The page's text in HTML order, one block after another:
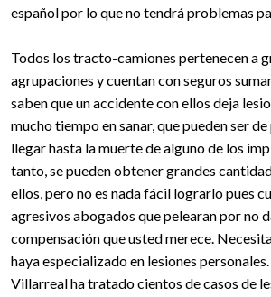
español por lo que no tendrá problemas
Todos los tracto-camiones pertenecen a
agrupaciones y cuentan con seguros
saben que un accidente con ellos deja
mucho tiempo en sanar, que pueden ser
llegar hasta la muerte de alguno de los
tanto, se pueden obtener grandes
ellos, pero no es nada fácil lograrlo pues
agresivos abogados que pelearan por no
compensación que usted merece.
haya especializado en lesiones
Villarreal ha tratado cientos de casos de